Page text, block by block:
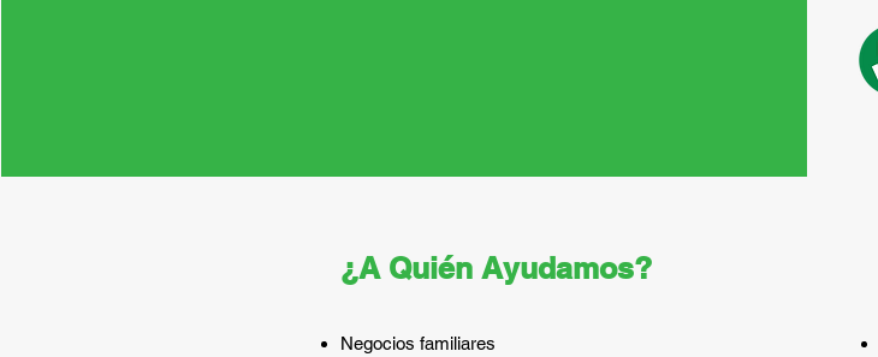
¿A Quién Ayudamos?
Negocios familiares